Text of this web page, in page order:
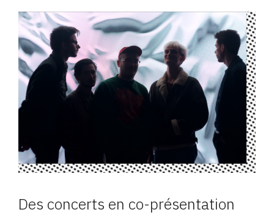
Des concerts en co-présentation